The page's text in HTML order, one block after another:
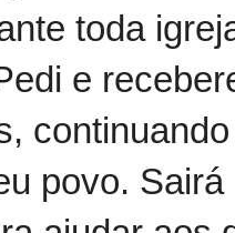
toda
e
povo.